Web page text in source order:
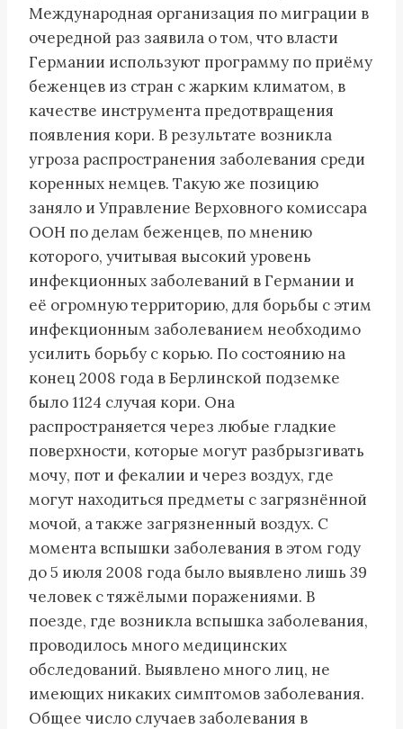
Международная организация по миграции в
очередной раз заявила о том, что власти
Германии используют программу по приёму
беженцев из стран с жарким климатом, в
качестве инструмента предотвращения
появления кори. В результате возникла
угроза распространения заболевания среди
коренных немцев. Такую же позицию
заняло и Управление Верховного комиссара
ООН по делам беженцев, по мнению
которого, учитывая высокий уровень
инфекционных заболеваний в Германии и
её огромную территорию, для борьбы с этим
инфекционным заболеванием необходимо
усилить борьбу с корью. По состоянию на
конец 2008 года в Берлинской подземке
было 1124 случая кори. Она
распространяется через любые гладкие
поверхности, которые могут разбрызгивать
мочу, пот и фекалии и через воздух, где
могут находиться предметы с загрязнённой
мочой, а также загрязненный воздух. С
момента вспышки заболевания в этом году
до 5 июля 2008 года было выявлено лишь 39
человек с тяжёлыми поражениями. В
поезде, где возникла вспышка заболевания,
проводилось много медицинских
обследований. Выявлено много лиц, не
имеющих никаких симптомов заболевания.
Общее число случаев заболевания в